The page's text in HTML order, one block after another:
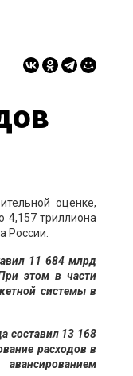
оценке,
4,157 триллиона
России.
11 684 млрд
этом в части
системы в
составил 13 168
расходов в